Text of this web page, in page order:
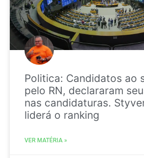
Politica: Candidatos ao
pelo RN, declararam
nas candidaturas.
liderá o ranking
VER MATÉRIA »